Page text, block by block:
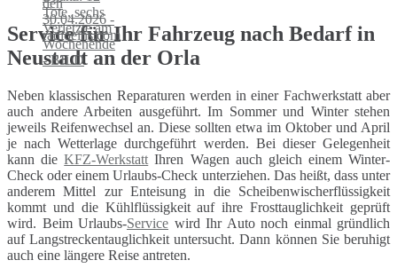
Service für Ihr Fahrzeug nach Bedarf in
Neustadt an der Orla
Neben klassischen Reparaturen werden in einer Fachwerkstatt aber
auch andere Arbeiten ausgeführt. Im Sommer und Winter stehen
jeweils Reifenwechsel an. Diese sollten etwa im Oktober und April
je nach Wetterlage durchgeführt werden. Bei dieser Gelegenheit
kann dieKFZ-Werkstatt Ihren Wagen auch gleich einem Winter-
Check oder einem Urlaubs-Check unterziehen. Das heißt, dass unter
anderem Mittel zur Enteisung in die Scheibenwischerflüssigkeit
kommt und die Kühlflüssigkeit auf ihre Frosttauglichkeit geprüft
wird. Beim Urlaubs-Service wird Ihr Auto noch einmal gründlich
auf Langstreckentauglichkeit untersucht. Dann können Sie beruhigt
auch eine längere Reise antreten.